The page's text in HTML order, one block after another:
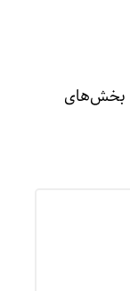
بخش‌های